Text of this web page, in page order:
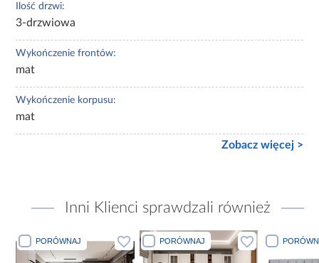
Ilość drzwi:
3-drzwiowa
Wykończenie frontów:
mat
Wykończenie korpusu:
mat
Zobacz więcej >
Inni Klienci sprawdzali również
PORÓWNAJ PORÓWNAJ